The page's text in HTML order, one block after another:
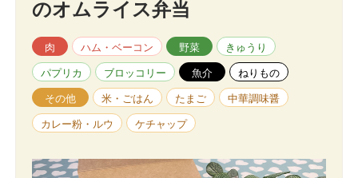
のオムライス弁当
肉 ハム・ベーコン 野菜 きゅうり
パプリカ ブロッコリー 魚介 ねりもの
その他 米・ごはん たまご 中華調味醤
カレー粉・ルウ ケチャップ